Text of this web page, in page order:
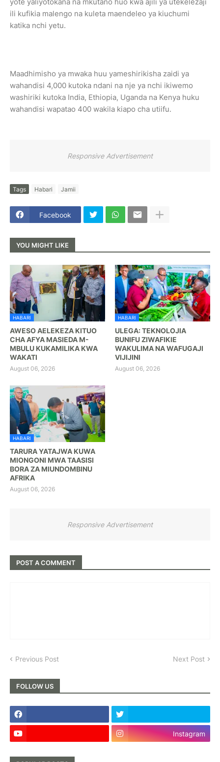
ili kufikia malengo na kuleta maendeleo ya kiuchumi
katika nchi yetu.
Maadhimisho ya mwaka huu yameshirikisha zaidi ya
wahandisi 4,000 kutoka ndani na nje ya nchi ikiwemo
washiriki kutoka India, Ethiopia, Uganda na Kenya huku
wahandisi wapatao 400 wakila kiapo cha utiifu.
Responsive Advertisement
Tags Habari Jamii
Facebook
YOU MIGHT LIKE
HABARI
AWESO AELEKEZA KITUO
CHA AFYA MASIEDA M-
MBULU KUKAMILIKA KWA
WAKATI
August 06, 2026
HABARI
ULEGA: TEKNOLOJIA
BUNIFU ZIWAFIKIE
WAKULIMA NA WAFUGAJI
VIJIJINI
August 06, 2026
HABARI
TARURA YATAJWA KUWA
MIONGONI MWA TAASISI
BORA ZA MIUNDOMBINU
AFRIKA
August 06, 2026
Responsive Advertisement
POST A COMMENT
Previous Post Next Post
FOLLOW US
Instagram